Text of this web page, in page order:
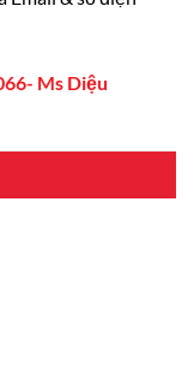
Ms Diệu